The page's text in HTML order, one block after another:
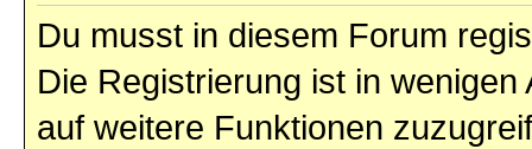
Du musst in diesem Forum
Die Registrierung ist in
auf weitere Funktionen